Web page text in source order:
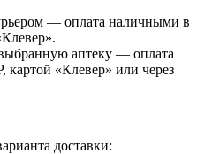
— оплата наличными в
аптеку — оплата
«Клевер» или через
доставки: